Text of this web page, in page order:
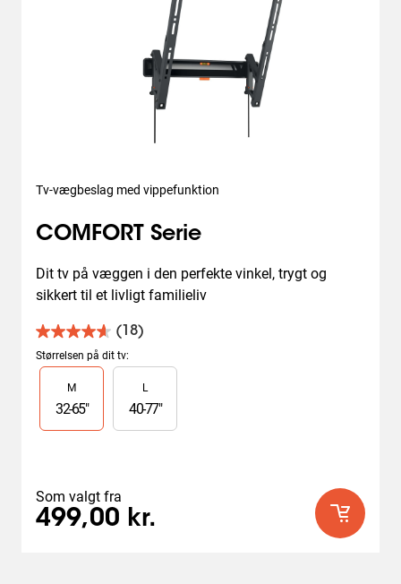
Tv-vægbeslag med vippefunktion
COMFORT Serie
Dit tv på væggen i den perfekte vinkel, trygt og
sikkert til et livligt familieliv
(18)
4.6
ud
af
stjerner.
18
Størrelsen på dit tv:
Slide 1 of 2
M
32-65"
L
40-77"
Som valgt fra
499,00 kr.